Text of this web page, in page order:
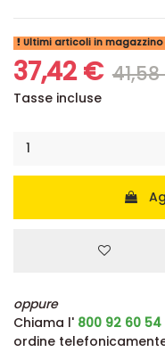
Ultimi articoli in magazzino
37,42 €
Tasse incluse
oppure
Chiama l' 800 92 60 54
ordine